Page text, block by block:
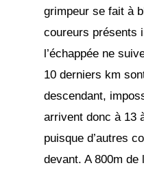
grimpeur se fait à
coureurs présents
l’échappée ne
10 derniers km
descendant,
arrivent donc à 13
puisque d’autres
devant. A 800m de